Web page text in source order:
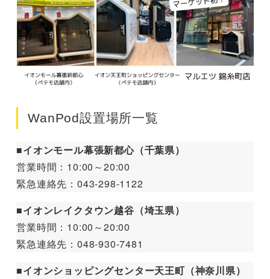
WanPod設置場所一覧
■イオンモール幕張新都心（千葉県）
営業時間：10:00～20:00
緊急連絡先：043-298-1122
■イオンレイクタウン越谷（埼玉県）
営業時間：10:00～20:00
緊急連絡先：048-930-7481
■イオンショッピングセンター天王町（神奈川県）